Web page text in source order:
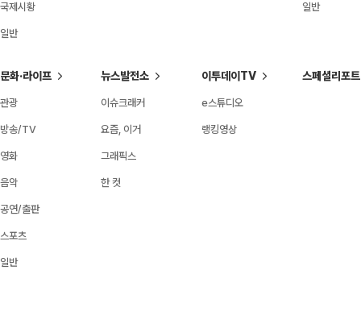
국제시황
일반
일반
문화·라이프
관광
방송/TV
영화
음악
공연/출판
스포츠
일반
뉴스발전소
이슈크래커
요즘, 이거
그래픽스
한 컷
이투데이TV
e스튜디오
랭킹영상
스페셜리포트